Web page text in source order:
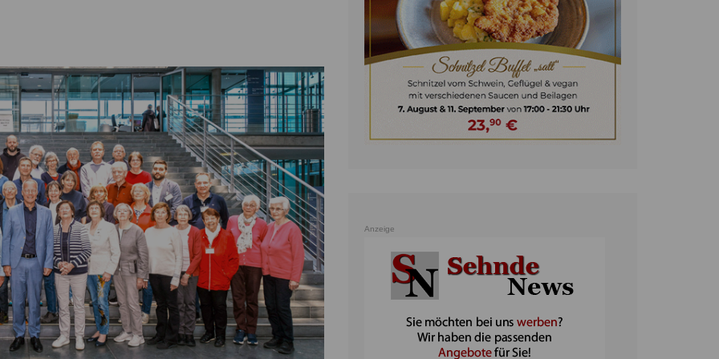
Verwaltung
Wahlen
Tennis/Tischtennis
Wassersport
Kunst
Theater
Vorträge
Anzeige